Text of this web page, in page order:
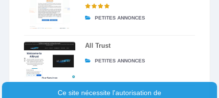
PETITES ANNONCES
All Trust
PETITES ANNONCES
Ce site nécessite l'autorisation de